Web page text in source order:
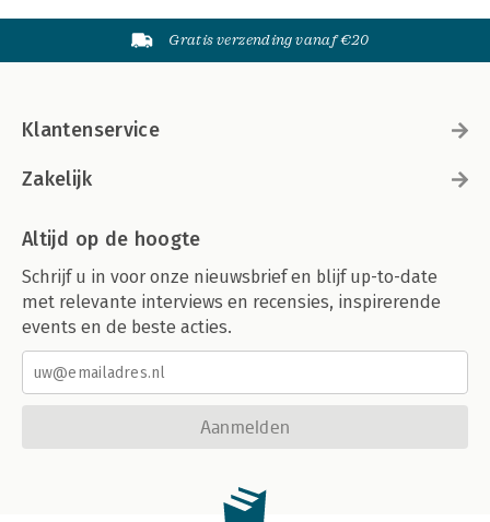
Gratis verzending vanaf €20
Klantenservice
Zakelijk
Altijd op de hoogte
Schrijf u in voor onze nieuwsbrief en blijf up-to-date
met relevante interviews en recensies, inspirerende
events en de beste acties.
Aanmelden